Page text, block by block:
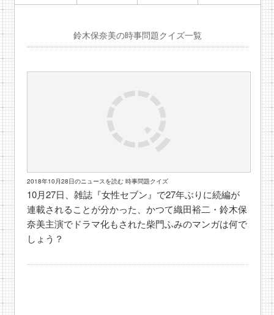
鈴木保奈美の時事問題クイズ一覧
2018年10月28日のニュースを読む 時事問題クイズ
10月27日、雑誌『女性セブン』で27年ぶりに続編が
連載されることが分かった、かつて織田裕二・鈴木保
奈美主演でドラマ化もされた柴門ふみのマンガは何で
しょう？